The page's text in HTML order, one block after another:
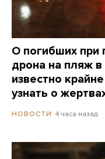
О погибших при
дрона на пляж
известно
узнать о
НОВОСТИ 4 часа назад